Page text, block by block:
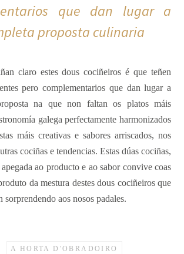
que dan lugar a
proposta culinaria
claro estes dous cociñeiros é que teñen
pero complementarios que dan lugar a
na que non faltan os platos máis
galega perfectamente harmonizados
máis creativas e sabores arriscados, nos
cociñas e tendencias. Estas dúas cociñas,
ao producto e ao sabor convive coas
da mestura destes dous cociñeiros que
sorprendendo aos nosos padales.
A HORTA D'OBRADOIRO